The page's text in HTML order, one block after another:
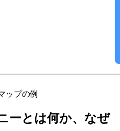
ップの例
ーとは何か、なぜ